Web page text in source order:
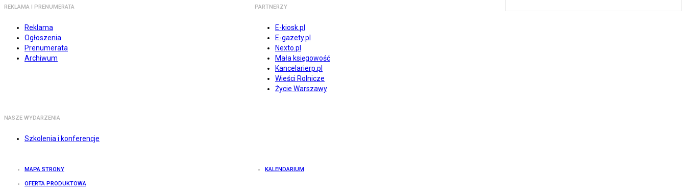
REKLAMA I PRENUMERATA
Reklama
Ogłoszenia
Prenumerata
Archiwum
PARTNERZY
E-kiosk.pl
E-gazety.pl
Nexto.pl
Mała księgowość
Kancelarierp.pl
Wieści Rolnicze
Życie Warszawy
NASZE WYDARZENIA
Szkolenia i konferencje
MAPA STRONY KALENDARIUM
OFERTA PRODUKTOWA